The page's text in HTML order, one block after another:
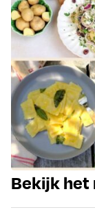
Bekijk het